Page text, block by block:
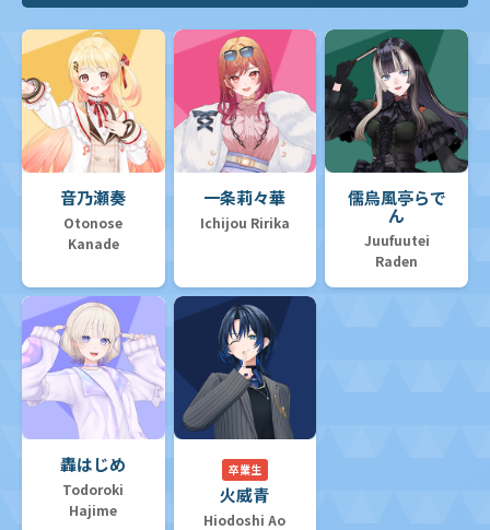
音乃瀬奏
Otonose
Kanade
一条莉々華
Ichijou Ririka
儒烏風亭らで
ん
Juufuutei
Raden
轟はじめ
Todoroki
Hajime
卒業生
火威青
Hiodoshi Ao